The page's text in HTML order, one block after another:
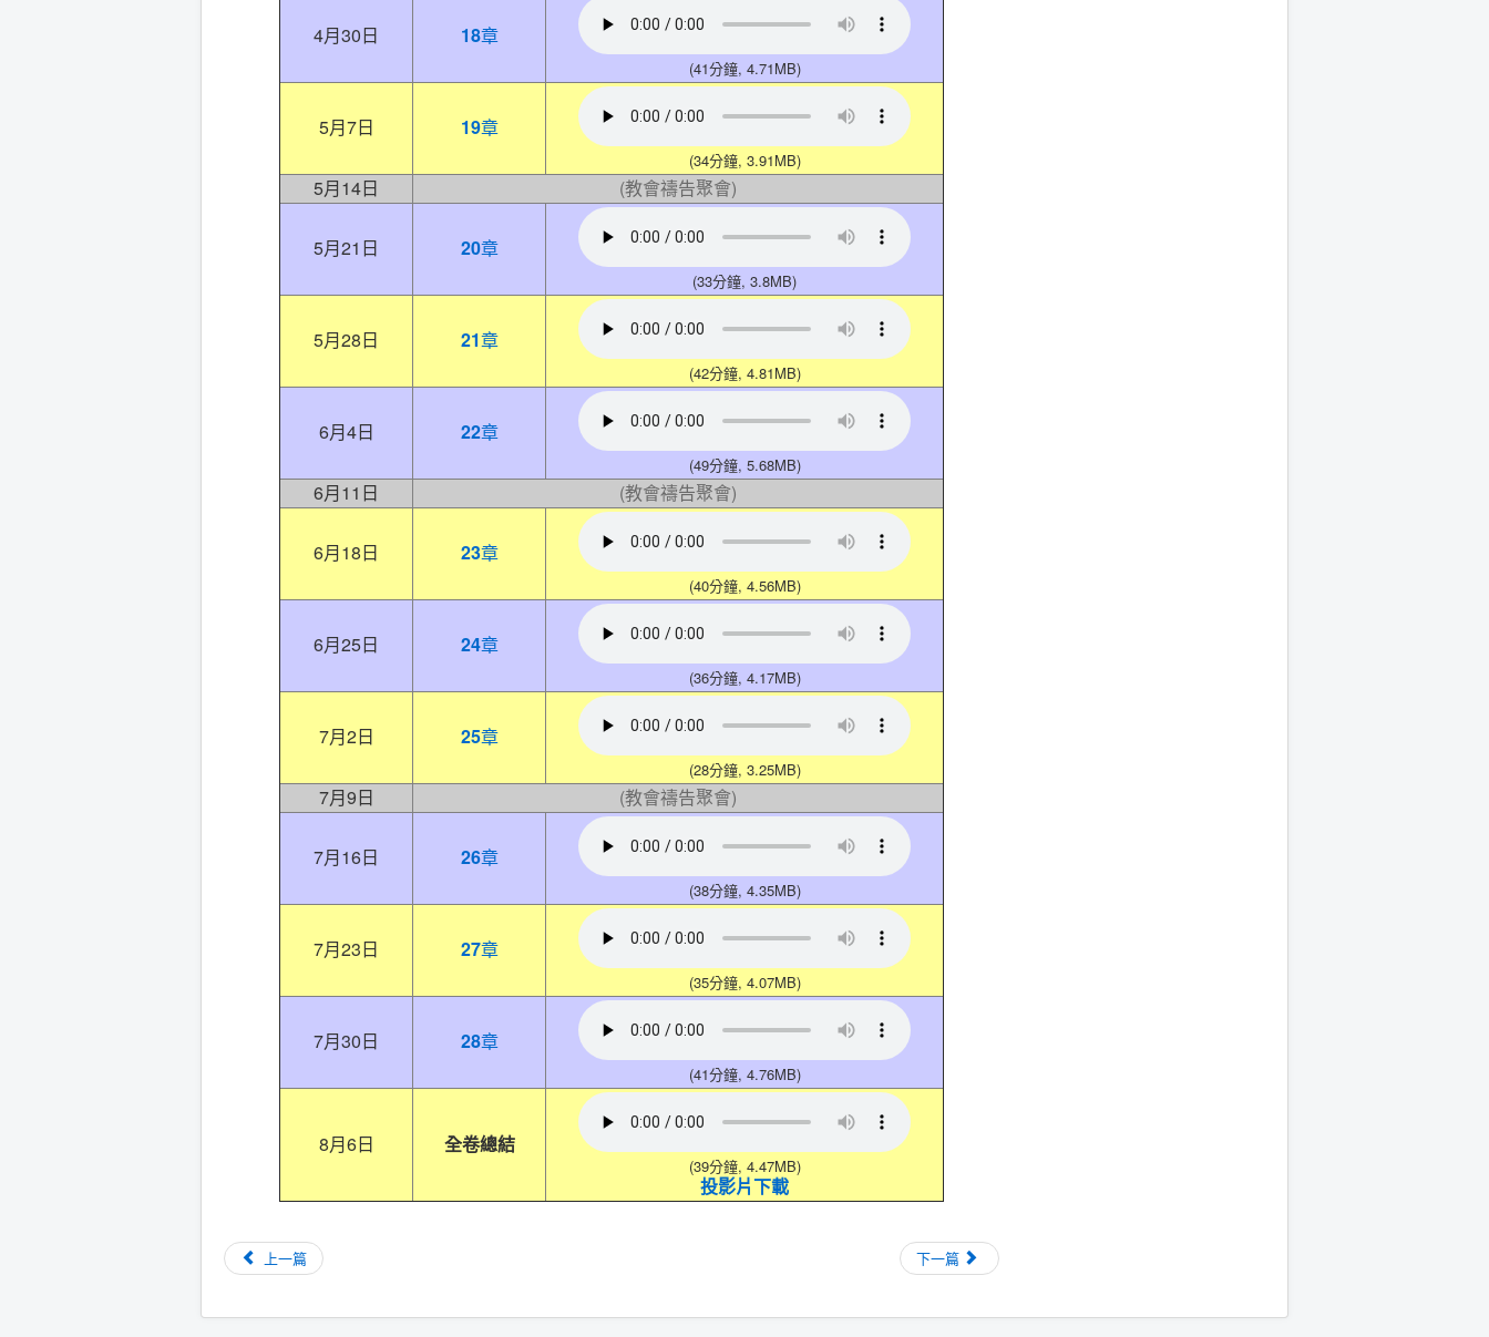
4月30日 18章
(41分鐘, 4.71MB)
5月7日 19章
(34分鐘, 3.91MB)
5月14日 (教會禱告聚會)
5月21日 20章
(33分鐘, 3.8MB)
5月28日 21章
(42分鐘, 4.81MB)
6月4日 22章
(49分鐘, 5.68MB)
6月11日 (教會禱告聚會)
6月18日 23章
(40分鐘, 4.56MB)
6月25日 24章
(36分鐘, 4.17MB)
7月2日 25章
(28分鐘, 3.25MB)
7月9日 (教會禱告聚會)
7月16日 26章
(38分鐘, 4.35MB)
7月23日 27章
(35分鐘, 4.07MB)
7月30日 28章
(41分鐘, 4.76MB)
8月6日 全卷總結
(39分鐘, 4.47MB)
投影片下載
上一篇 下一篇